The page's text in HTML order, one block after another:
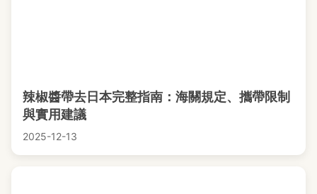
辣椒醬帶去日本完整指南：海關規定、攜帶限制
與實用建議
2025-12-13